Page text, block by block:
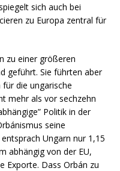
sich auch bei
zu Europa zentral für
zu einer größeren
geführt. Sie führten aber
die ungarische
mehr als vor sechzehn
Politik in der
seine
Ungarn nur 1,15
abhängig von der EU,
Exporte. Dass Orbán zu